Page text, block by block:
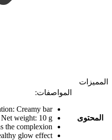
المميزات
المحتوى
المواصفات:
Creamy bar
Net weight: 10 g
the complexion
glow effect